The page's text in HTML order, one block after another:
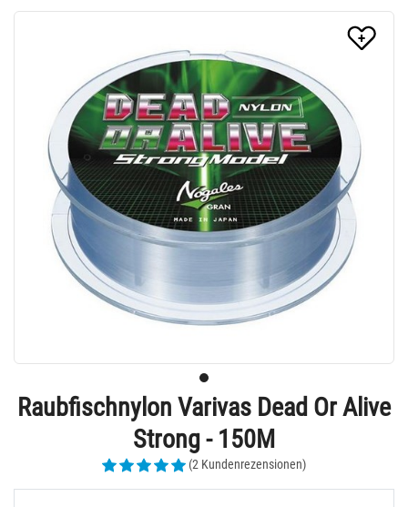
Raubfischnylon Varivas Dead Or Alive
Strong - 150M
(2 Kundenrezensionen)